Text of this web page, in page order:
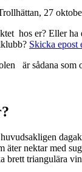
27
hos er? Eller ha
Skicka epost
är sådana som
äter nektar med
brett triangulära